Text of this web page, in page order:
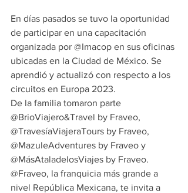
En días pasados se tuvo la oportunidad
de participar en una capacitación
organizada por @Imacop en sus oficinas
ubicadas en la Ciudad de México. Se
aprendió y actualizó con respecto a los
circuitos en Europa 2023.
De la familia tomaron parte
@BrioViajero&Travel by Fraveo,
@TravesíaViajeraTours by Fraveo,
@MazuleAdventures by Fraveo y
@MásAtaladelosViajes by Fraveo.
@Fraveo, la franquicia más grande a
nivel República Mexicana, te invita a